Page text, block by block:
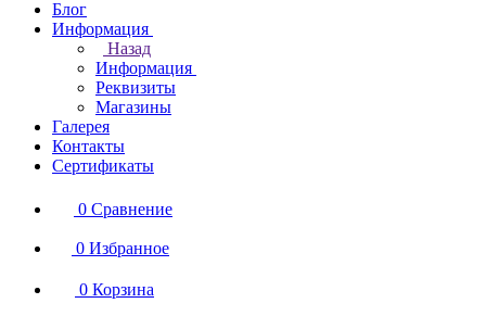
Блог
Информация
Назад
Информация
Реквизиты
Магазины
Галерея
Контакты
Сертификаты
0 Сравнение
0 Избранное
0 Корзина